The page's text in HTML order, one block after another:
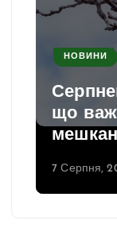
НОВИНИ
що
7 Серпня,